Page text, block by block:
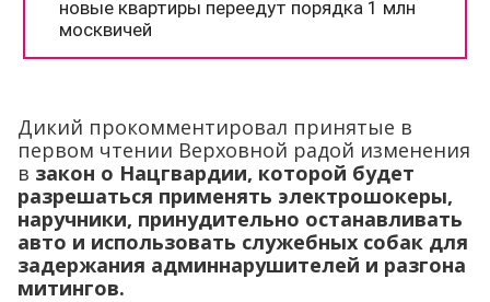
Дикий прокомментировал принятые в
первом чтении Верховной радой изменения
в закон о Нацгвардии, которой будет
разрешаться применять электрошокеры,
наручники, принудительно останавливать
авто и использовать служебных собак для
задержания админнарушителей и разгона
митингов.